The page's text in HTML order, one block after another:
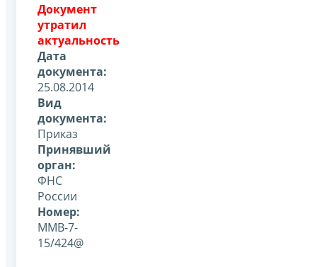
Документ
утратил
актуальность
Дата
документа:
25.08.2014
Вид
документа:
Приказ
Принявший
орган:
ФНС
России
Номер:
ММВ-7-
15/424@